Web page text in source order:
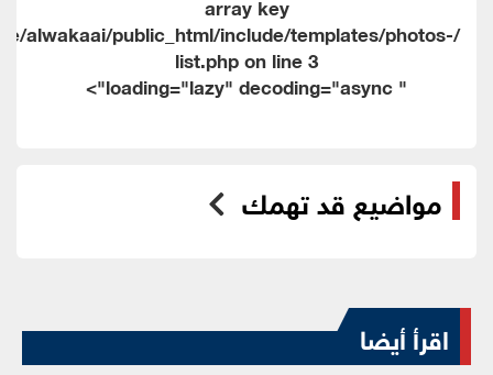
alwakaai/public_html/include/templates/photos-
list.php on line3
" loading="lazy" decoding="async">
مواضيع قد تهمك
اقرأ أيضا